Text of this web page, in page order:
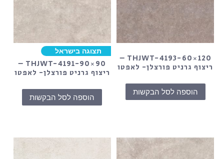
THJWT-4193-60×120 –
ריצוף גרניט פורצלן- לאפטו
הוספה לסל הבקשות
תצוגה בישראל
THJWT-4191-90×90 –
ריצוף גרניט פורצלן- לאפטו
הוספה לסל הבקשות